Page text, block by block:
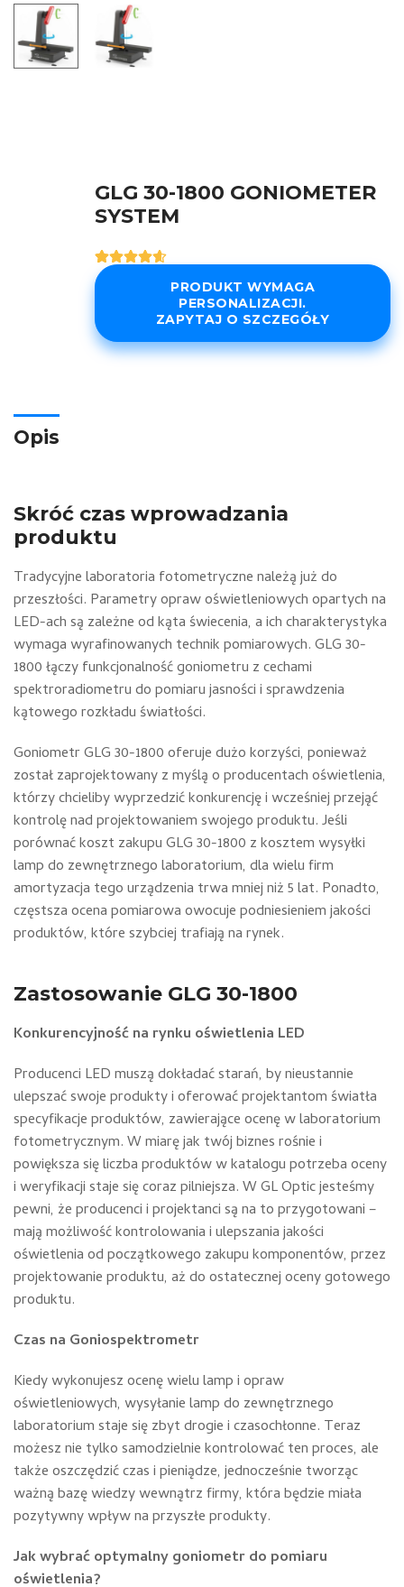
GLG 30-1800 GONIOMETER
SYSTEM
Oceniony
4.60
podstawie
5
ocen
klientów
PRODUKT WYMAGA
PERSONALIZACJI.
ZAPYTAJ O SZCZEGÓŁY
Opis
Skróć czas wprowadzania
produktu
Tradycyjne laboratoria fotometryczne należą już do
przeszłości. Parametry opraw oświetleniowych opartych na
LED-ach są zależne od kąta świecenia, a ich charakterystyka
wymaga wyrafinowanych technik pomiarowych. GLG 30-
1800 łączy funkcjonalność goniometru z cechami
spektroradiometru do pomiaru jasności i sprawdzenia
kątowego rozkładu światłości.
Goniometr GLG 30-1800 oferuje dużo korzyści, ponieważ
został zaprojektowany z myślą o producentach oświetlenia,
którzy chcieliby wyprzedzić konkurencję i wcześniej przejąć
kontrolę nad projektowaniem swojego produktu. Jeśli
porównać koszt zakupu GLG 30-1800 z kosztem wysyłki
lamp do zewnętrznego laboratorium, dla wielu firm
amortyzacja tego urządzenia trwa mniej niż 5 lat. Ponadto,
częstsza ocena pomiarowa owocuje podniesieniem jakości
produktów, które szybciej trafiają na rynek.
Zastosowanie GLG 30-1800
Konkurencyjność na rynku oświetlenia LED
Producenci LED muszą dokładać starań, by nieustannie
ulepszać swoje produkty i oferować projektantom światła
specyfikacje produktów, zawierające ocenę w laboratorium
fotometrycznym. W miarę jak twój biznes rośnie i
powiększa się liczba produktów w katalogu potrzeba oceny
i weryfikacji staje się coraz pilniejsza. W GL Optic jesteśmy
pewni, że producenci i projektanci są na to przygotowani –
mają możliwość kontrolowania i ulepszania jakości
oświetlenia od początkowego zakupu komponentów, przez
projektowanie produktu, aż do ostatecznej oceny gotowego
produktu.
Czas na Goniospektrometr
Kiedy wykonujesz ocenę wielu lamp i opraw
oświetleniowych, wysyłanie lamp do zewnętrznego
laboratorium staje się zbyt drogie i czasochłonne. Teraz
możesz nie tylko samodzielnie kontrolować ten proces, ale
także oszczędzić czas i pieniądze, jednocześnie tworząc
ważną bazę wiedzy wewnątrz firmy, która będzie miała
pozytywny wpływ na przyszłe produkty.
Jak wybrać optymalny goniometr do pomiaru
oświetlenia?